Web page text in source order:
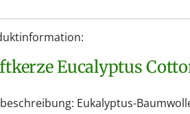
Eucalyptus
Eukalyptus-